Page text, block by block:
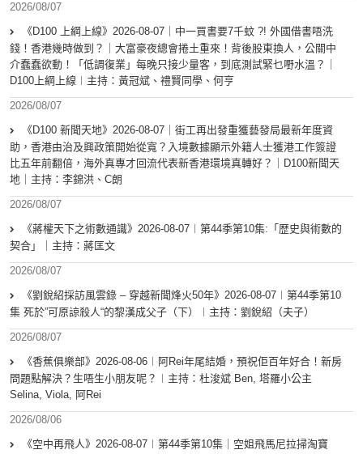
2026/08/07
《D100 上綱上線》2026-08-07｜中一買書要7千蚊 ?! 外國借書唔洗
錢！香港幾時做到？｜大富豪夜總會捲土重來！背後股東換人，公關中
介蠢蠢欲動！「低調復業」每晚只接少量客，到底測試緊乜嘢水溫？｜
D100上綱上線︱主持：黃冠斌、禮賢同學、何亨
2026/08/07
《D100 新聞天地》2026-08-07｜街工再出發重獲藝發局最新年度資
助，香港由治及興政策開始從寬？入境數據顯示外籍人士獲港工作簽證
比五年前翻倍，海外真專才回流代表新香港環境真轉好？｜D100新聞天
地｜主持：李錦洪、C朗
2026/08/07
《蔣權天下之術數通識》2026-08-07︱第44季第10集:「歴史與術數的
契合」｜主持：蔣匡文
2026/08/07
《劉銳紹採訪風雲錄 – 穿越新聞烽火50年》2026-08-07︱第44季第10
集 死於”可原諒殺人“的黎漢成父子（下）︱主持：劉銳紹（夫子）
2026/08/07
《香蕉俱樂部》2026-08-06︱阿Rei年尾結婚，預祝佢百年好合！新房
問題點解決？生唔生小朋友呢？︱主持：杜浚斌 Ben, 塔羅小公主
Selina, Viola, 阿Rei
2026/08/06
《空中再飛人》2026-08-07︱第44季第10集｜空姐飛馬尼拉掃淘寶